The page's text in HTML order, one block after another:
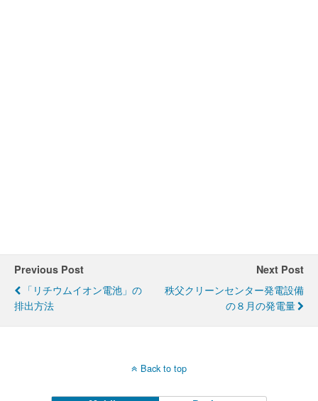
Previous Post
「リチウムイオン電池」の
排出方法
Next Post
秩父クリーンセンター発電設備
の８月の発電量
Back to top